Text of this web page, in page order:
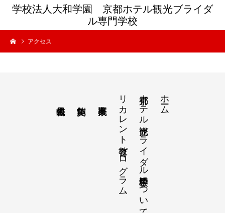
学校法人大和学園 京都ホテル観光ブライダ
ル専門学校
アクセス
ホーム
京都ホテル観光ブライダル専門学校について
リカレント教育プログラム